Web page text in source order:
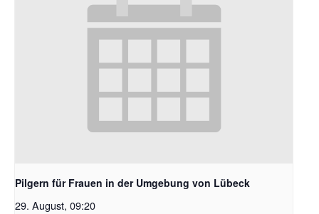
Pilgern für Frauen in der Umgebung von Lübeck
29. August, 09:20